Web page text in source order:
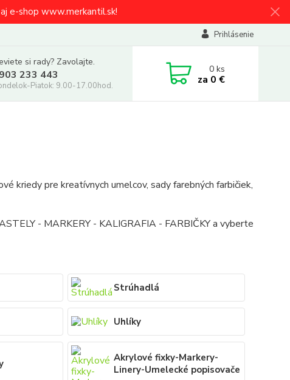
e-shop www.merkantil.sk!
Prihlásenie
si rady? Zavolajte.
233 443
Piatok: 9.00-17.00hod.
0ks
za 0 €
kriedy pre kreatívnych umelcov, sady farebných farbičiek,
- MARKERY - KALIGRAFIA - FARBIČKY a vyberte
Strúhadlá
Uhlíky
Akrylové fixky-Markery-
Linery-Umelecké popisovače